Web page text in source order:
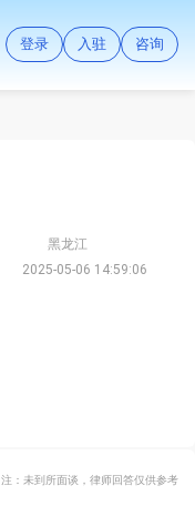
登录 入驻 咨询
黑龙江
2025-05-06 14:59:06
注：未到所面谈，律师回答仅供参考